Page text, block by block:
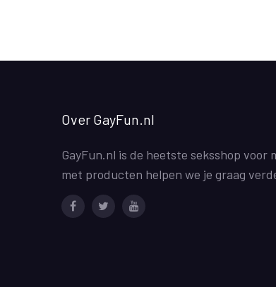
Over GayFun.nl
GayFun.nl is de heetste seksshop
met producten helpen we je graag